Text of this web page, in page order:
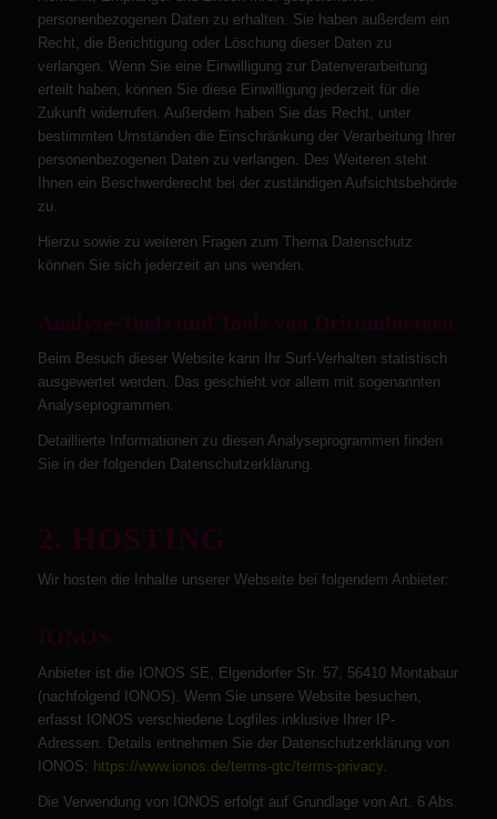
personenbezogenen Daten zu erhalten. Sie haben außerdem ein
Recht, die Berichtigung oder Löschung dieser Daten zu
verlangen. Wenn Sie eine Einwilligung zur Datenverarbeitung
erteilt haben, können Sie diese Einwilligung jederzeit für die
Zukunft widerrufen. Außerdem haben Sie das Recht, unter
bestimmten Umständen die Einschränkung der Verarbeitung Ihrer
personenbezogenen Daten zu verlangen. Des Weiteren steht
Ihnen ein Beschwerderecht bei der zuständigen Aufsichtsbehörde
zu.
Hierzu sowie zu weiteren Fragen zum Thema Datenschutz
können Sie sich jederzeit an uns wenden.
Analyse-Tools und Tools von Dritt­anbietern
Beim Besuch dieser Website kann Ihr Surf-Verhalten statistisch
ausgewertet werden. Das geschieht vor allem mit sogenannten
Analyseprogrammen.
Detaillierte Informationen zu diesen Analyseprogrammen finden
Sie in der folgenden Datenschutzerklärung.
2. HOSTING
Wir hosten die Inhalte unserer Webseite bei folgendem Anbieter:
IONOS
Anbieter ist die IONOS SE, Elgendorfer Str. 57, 56410 Montabaur
(nachfolgend IONOS). Wenn Sie unsere Website besuchen,
erfasst IONOS verschiedene Logfiles inklusive Ihrer IP-
Adressen. Details entnehmen Sie der Datenschutzerklärung von
IONOS: https://www.ionos.de/terms-gtc/terms-privacy.
Die Verwendung von IONOS erfolgt auf Grundlage von Art. 6 Abs.